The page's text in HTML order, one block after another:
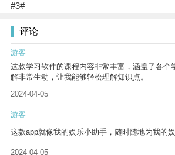
#3#
评论
游客
这款学习软件的课程内容非常丰富，涵盖了各个
解非常生动，让我能够轻松理解知识点。
2024-04-05
游客
这款app就像我的娱乐小助手，随时随地为我的娱
2024-04-05